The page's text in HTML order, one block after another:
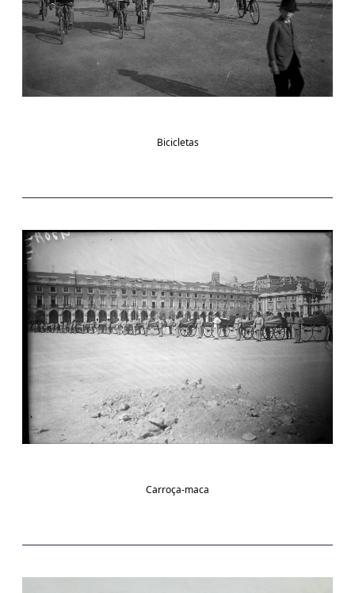
Bicicletas
Carroça-maca